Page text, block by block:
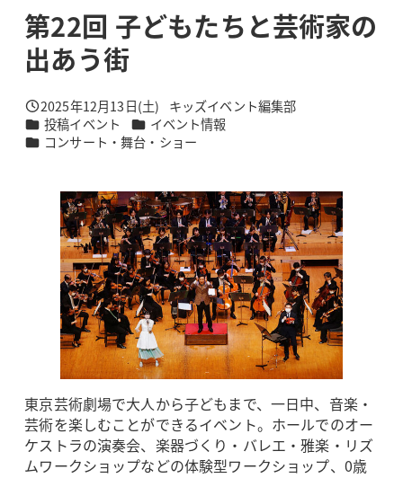
第22回 子どもたちと芸術家の
出あう街
投稿日
2025年12月13日(土)
著
者
キッズイベント編集部
カテゴリー
投稿イベント カテゴリー
イベント情報
カテゴリー
コンサート・舞台・ショー
東京芸術劇場で大人から子どもまで、一日中、音楽・
芸術を楽しむことができるイベント。ホールでのオー
ケストラの演奏会、楽器づくり・バレエ・雅楽・リズ
ムワークショップなどの体験型ワークショップ、0歳